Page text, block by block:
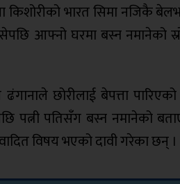
भारत सिमा नजिकै
आफ्नो घरमा बस्न नमानेको
छोरीलाई बेपत्ता
पतिसँग बस्न नमानेको बताए
विषय भएको दावी गरेका छन् ।